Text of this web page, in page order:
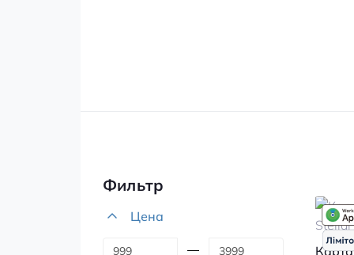
Фильтр
Цена